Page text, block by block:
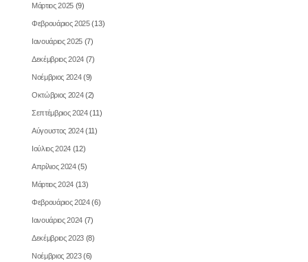
Μάρτιος 2025 (9)
Φεβρουάριος 2025(13)
Ιανουάριος 2025 (7)
Δεκέμβριος 2024 (7)
Νοέμβριος 2024(9)
Οκτώβριος 2024(2)
Σεπτέμβριος 2024(11)
Αύγουστος 2024(11)
Ιούλιος 2024 (12)
Απρίλιος 2024(5)
Μάρτιος 2024 (13)
Φεβρουάριος 2024(6)
Ιανουάριος 2024 (7)
Δεκέμβριος 2023 (8)
Νοέμβριος 2023(6)